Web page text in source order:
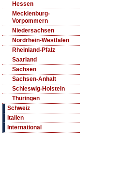
Hessen
Mecklenburg-
Vorpommern
Niedersachsen
Nordrhein-Westfalen
Rheinland-Pfalz
Saarland
Sachsen
Sachsen-Anhalt
Schleswig-Holstein
Thüringen
Schweiz
Italien
International